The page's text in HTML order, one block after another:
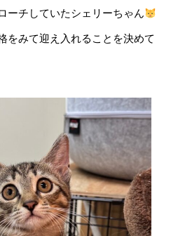
ーチしていたシェリーちゃん
をみて迎え入れることを決めて